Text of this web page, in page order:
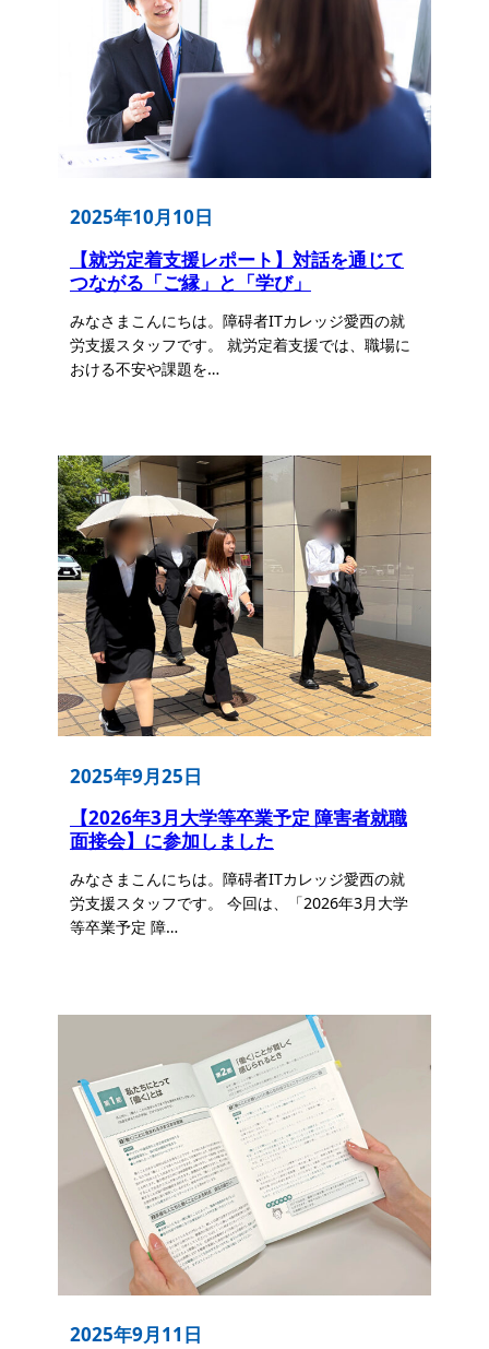
2025年10月10日
【就労定着支援レポート】対話を通じて
つながる「ご縁」と「学び」
みなさまこんにちは。障碍者ITカレッジ愛西の就
労支援スタッフです。 就労定着支援では、職場に
おける不安や課題を…
2025年9月25日
【2026年3月大学等卒業予定 障害者就職
面接会】に参加しました
みなさまこんにちは。障碍者ITカレッジ愛西の就
労支援スタッフです。 今回は、「2026年3月大学
等卒業予定 障…
2025年9月11日